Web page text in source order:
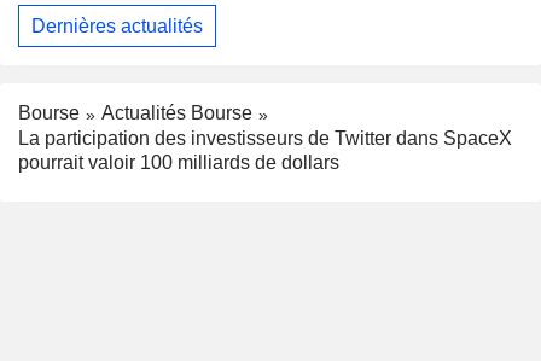
Dernières actualités
Bourse
Actualités Bourse
La participation des investisseurs de Twitter dans SpaceX
pourrait valoir 100 milliards de dollars